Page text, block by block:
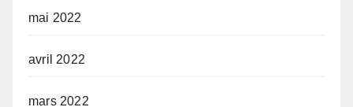
mai 2022
avril 2022
mars 2022